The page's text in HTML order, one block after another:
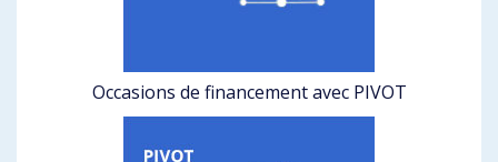
Occasions de financement avec PIVOT